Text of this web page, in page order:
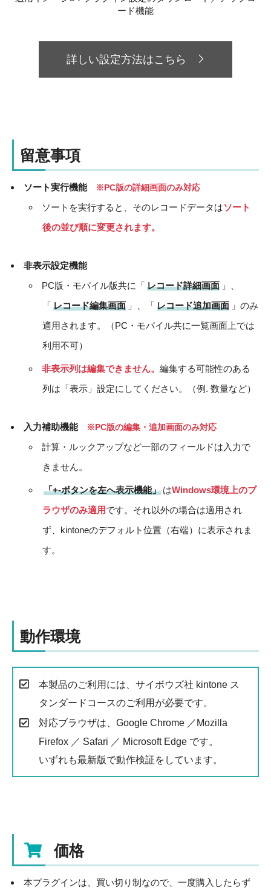
ード機能
詳しい設定方法はこちら
留意事項
ソート実行機能 ※PC版の詳細画面のみ対応
ソートを実行すると、そのレコードデータはソート
後の並び順に変更されます。
非表示設定機能
PC版・モバイル版共に「 レコード詳細画面 」、
「 レコード編集画面 」、「 レコード追加画面 」のみ
適用されます。（PC・モバイル共に一覧画面上では
利用不可）
非表示列は編集できません。 編集する可能性のある
列は「表示」設定にしてください。（例. 数量など）
入力補助機能 ※PC版の編集・追加画面のみ対応
計算・ルックアップなど一部のフィールドは入力で
きません。
「+-ボタンを左へ表示機能」 はWindows環境上のブ
ラウザのみ適用です。それ以外の場合は適用され
ず、kintoneのデフォルト位置（右端）に表示されま
す。
動作環境
本製品のご利用には、サイボウズ社 kintone ス
タンダードコースのご利用が必要です。
対応ブラウザは、Google Chrome ／Mozilla
Firefox ／ Safari ／ Microsoft Edge です。
いずれも最新版で動作検証をしています。
価格
本プラグインは、買い切り制なので、一度購入したらず